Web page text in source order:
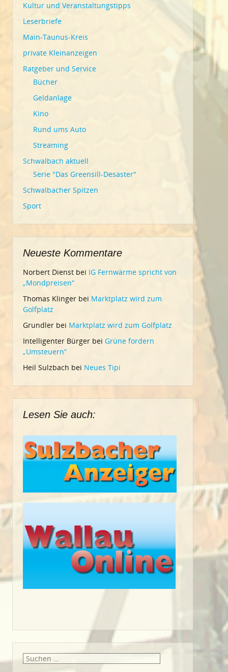
Kultur und Veranstaltungstipps
Leserbriefe
Main-Taunus-Kreis
private Kleinanzeigen
Ratgeber und Service
Bücher
Geldanlage
Kino
Rund ums Auto
Streaming
Schwalbach aktuell
Serie "Das Greensill-Desaster"
Schwalbacher Spitzen
Sport
Neueste Kommentare
Norbert Dienst bei IG Fernwärme spricht von
„Mondpreisen“
Thomas Klinger bei Marktplatz wird zum
Golfplatz
Grundler bei Marktplatz wird zum Golfplatz
Intelligenter Bürger bei Grüne fordern
„Umsteuern“
Heil Sulzbach bei Neues Tipi
Lesen Sie auch:
Suche